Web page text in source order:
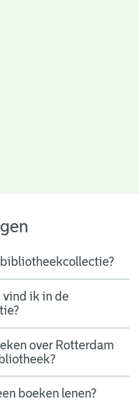
ik in de
over Rotterdam
boeken lenen?